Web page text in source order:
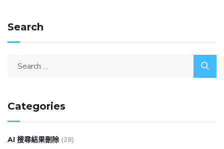
Search
Categories
AI 搜尋結果刪除 (28)